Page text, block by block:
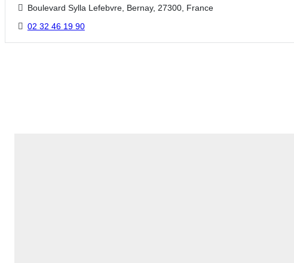
Boulevard Sylla Lefebvre, Bernay, 27300, France
02 32 46 19 90